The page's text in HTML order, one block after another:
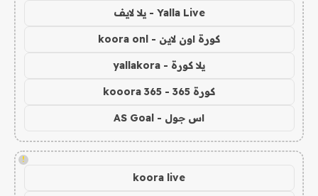
Yalla Live - يلا لايف
كورة اون لاين - koora onl
يلا كورة - yallakora
كورة 365 - kooora 365
اس جول - AS Goal
!
koora live